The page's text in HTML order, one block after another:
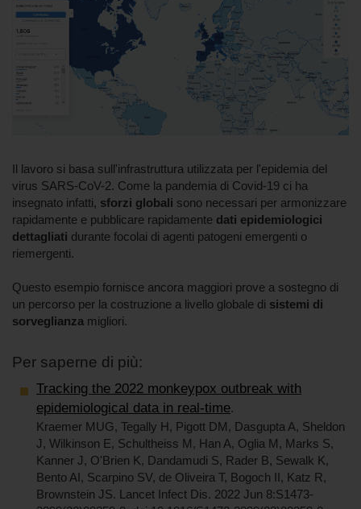
Il lavoro si basa sull'infrastruttura utilizzata per l'epidemia del
virus SARS-CoV-2. Come la pandemia di Covid-19 ci ha
insegnato infatti, sforzi globali sono necessari per armonizzare
rapidamente e pubblicare rapidamente dati epidemiologici
dettagliati durante focolai di agenti patogeni emergenti o
riemergenti.
Questo esempio fornisce ancora maggiori prove a sostegno di
un percorso per la costruzione a livello globale di sistemi di
sorveglianza migliori.
Per saperne di più:
Tracking the 2022 monkeypox outbreak with
epidemiological data in real-time.
Kraemer MUG, Tegally H, Pigott DM, Dasgupta A, Sheldon
J, Wilkinson E, Schultheiss M, Han A, Oglia M, Marks S,
Kanner J, O'Brien K, Dandamudi S, Rader B, Sewalk K,
Bento AI, Scarpino SV, de Oliveira T, Bogoch II, Katz R,
Brownstein JS. Lancet Infect Dis. 2022 Jun 8:S1473-